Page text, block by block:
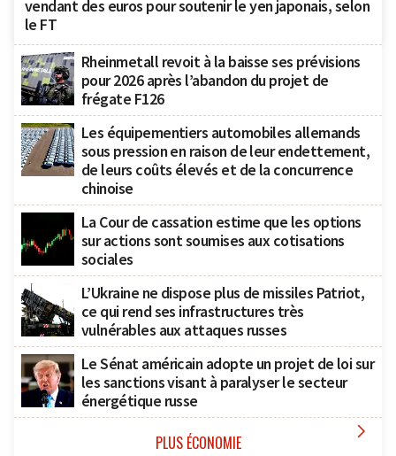
vendant des euros pour soutenir le yen japonais, selon
le FT
Rheinmetall revoit à la baisse ses prévisions
pour 2026 après l’abandon du projet de
frégate F126
Les équipementiers automobiles allemands
sous pression en raison de leur endettement,
de leurs coûts élevés et de la concurrence
chinoise
La Cour de cassation estime que les options
sur actions sont soumises aux cotisations
sociales
L’Ukraine ne dispose plus de missiles Patriot,
ce qui rend ses infrastructures très
vulnérables aux attaques russes
Le Sénat américain adopte un projet de loi sur
les sanctions visant à paralyser le secteur
énergétique russe
PLUS ÉCONOMIE 